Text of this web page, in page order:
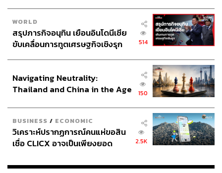
WORLD
สรุปภารกิจอนุทิน เยือนอินโดนีเซีย
ขับเคลื่อนการทูตเศรษฐกิจเชิงรุก
514
Navigating Neutrality:
Thailand and China in the Age
150
BUSINESS / ECONOMIC
วิเคราะห์ปรากฏการณ์คนแห่ขอสิน
เชื่อ CLICX อาจเป็นเพียงยอด
เรือนไทยที่ถูกซุกไว้
2.5K